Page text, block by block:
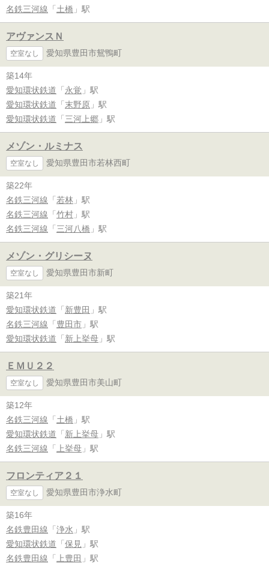
名鉄三河線 「 土橋 」駅
アヴァンスＮ
空室なし 愛知県豊田市鴛鴨町
築14年
愛知環状鉄道 「 永覚 」駅
愛知環状鉄道 「 末野原 」駅
愛知環状鉄道 「 三河上郷 」駅
メゾン・ルミナス
空室なし 愛知県豊田市若林西町
築22年
名鉄三河線 「 若林 」駅
名鉄三河線 「 竹村 」駅
名鉄三河線 「 三河八橋 」駅
メゾン・グリシーヌ
空室なし 愛知県豊田市新町
築21年
愛知環状鉄道 「 新豊田 」駅
名鉄三河線 「 豊田市 」駅
愛知環状鉄道 「 新上挙母 」駅
ＥＭＵ２２
空室なし 愛知県豊田市美山町
築12年
名鉄三河線 「 土橋 」駅
愛知環状鉄道 「 新上挙母 」駅
名鉄三河線 「 上挙母 」駅
フロンティア２１
空室なし 愛知県豊田市浄水町
築16年
名鉄豊田線 「 浄水 」駅
愛知環状鉄道 「 保見 」駅
名鉄豊田線 「 上豊田 」駅